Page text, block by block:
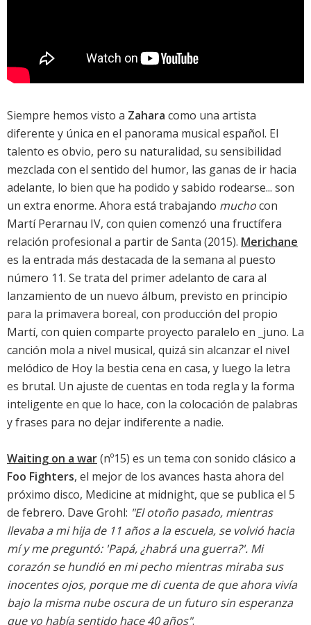
Siempre hemos visto a Zahara como una artista
diferente y única en el panorama musical español. El
talento es obvio, pero su naturalidad, su sensibilidad
mezclada con el sentido del humor, las ganas de ir hacia
adelante, lo bien que ha podido y sabido rodearse... son
un extra enorme. Ahora está trabajando muchocon
Martí Perarnau IV, con quien comenzó una fructífera
relación profesional a partir de Santa (2015). Merichane
es la entrada más destacada de la semana al puesto
número 11. Se trata del primer adelanto de cara al
lanzamiento de un nuevo álbum, previsto en principio
para la primavera boreal, con producción del propio
Martí, con quien comparte proyecto paralelo en _juno. La
canción mola a nivel musical, quizá sin alcanzar el nivel
melódico de Hoy la bestia cena en casa, y luego la letra
es brutal. Un ajuste de cuentas en toda regla y la forma
inteligente en que lo hace, con la colocación de palabras
y frases para no dejar indiferente a nadie.
Waiting on a war(nº15) es un tema con sonido clásico a
Foo Fighters, el mejor de los avances hasta ahora del
próximo disco, Medicine at midnight, que se publica el 5
de febrero. Dave Grohl: "El otoño pasado, mientras
llevaba a mi hija de 11 años a la escuela, se volvió hacia
mí y me preguntó: 'Papá, ¿habrá una guerra?'. Mi
corazón se hundió en mi pecho mientras miraba sus
inocentes ojos, porque me di cuenta de que ahora vivía
bajo la misma nube oscura de un futuro sin esperanza
que yo había sentido hace 40 años".